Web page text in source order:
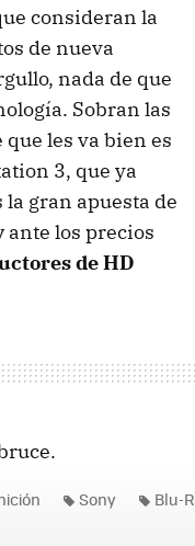
consideran la
de nueva
nada de que
Sobran las
les va bien es
3, que ya
gran apuesta de
ante los precios
de HD
Sony Blu-